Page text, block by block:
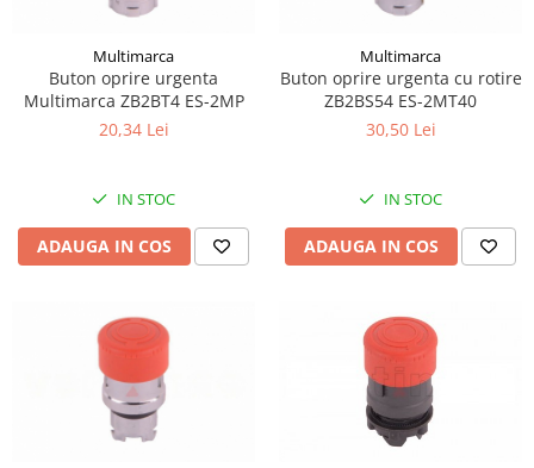
Piese ambreiaj
Planetare
Angrenaje transmisie
Convertizoare
Cruce cardan
Disc frictiune
Roti teren accidentat
Roti non-marking
Piulite roata
Butuc roata
Piese Fiat
Piese Snorkel
Piese Vapormatic
Piese utilaje Fendt
Piese Dana Spicer
Piese Skyjack
Piese Bobcat
Multimarca
Buton oprire urgenta
Multimarca ZB2BT4 ES-2MP
20,34 Lei
IN STOC
ADAUGA IN COS
Multimarca
Buton oprire urgenta cu rotire
ZB2BS54 ES-2MT40
30,50 Lei
IN STOC
ADAUGA IN COS